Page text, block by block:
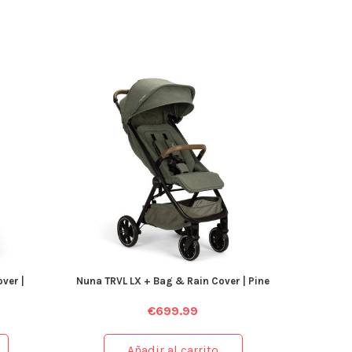
| Nuna TRVL LX + Bag & Rain Cover | Pine
€699.99